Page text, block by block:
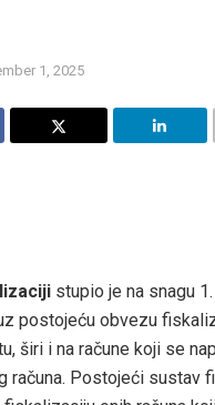
1, 2025
stupio je na snagu
postojeću obvezu
širi i na račune koji se
računa. Postojeći sustav